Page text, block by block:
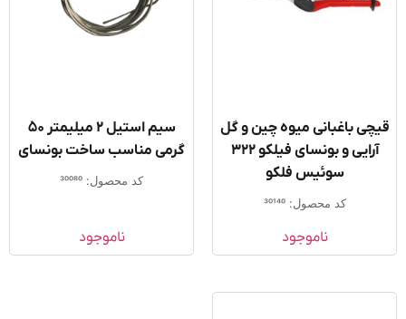
باغبانی میوه چین و گل
آرایی و بونسای فیلکو 322
سوئیس فلکو
کد محصول: 30140
ناموجود
سیم استیل ۲ میلیمتر ۵۰
گرمی مناسب ساخت بونسای
کد محصول: 30080
ناموجود